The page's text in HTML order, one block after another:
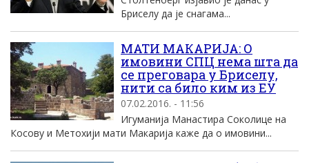
Бриселу да jе снагама...
МАТИ МАКАРИЈА: О
имовини СПЦ нема шта да
се преговара у Бриселу,
нити са било ким из ЕУ
07.02.2016. - 11:56
Игуманија Манастира Соколице на
Косову и Метохији мати Макарија каже да о имовини...